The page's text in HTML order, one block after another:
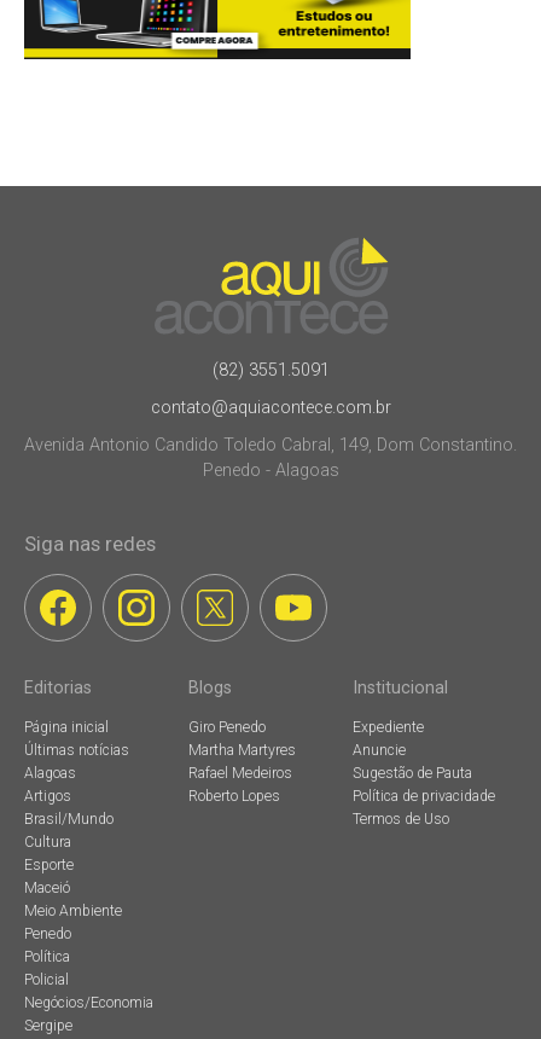
(82) 3551.5091
contato@aquiacontece.com.br
Avenida Antonio Candido Toledo Cabral, 149, Dom Constantino.
Penedo - Alagoas
Siga nas redes
Editorias
Página inicial
Últimas notícias
Alagoas
Artigos
Brasil/Mundo
Cultura
Esporte
Maceió
Meio Ambiente
Penedo
Política
Policial
Negócios/Economia
Sergipe
Blogs
Giro Penedo
Martha Martyres
Rafael Medeiros
Roberto Lopes
Institucional
Expediente
Anuncie
Sugestão de Pauta
Política de privacidade
Termos de Uso